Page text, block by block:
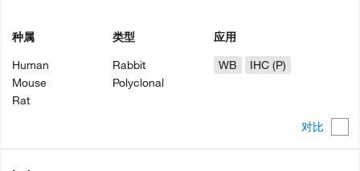
对比
种属
Human
Mouse
Rat
类型
Rabbit
Polyclonal
应用
WB
IHC (P)